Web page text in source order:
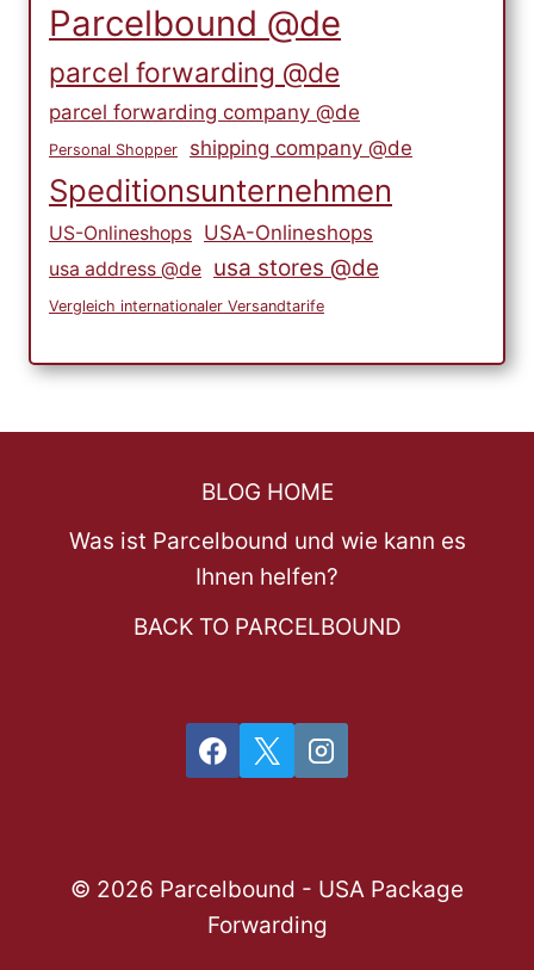
Parcelbound @de
parcel forwarding @de
parcel forwarding company @de
Personal Shopper shipping company @de
Speditionsunternehmen
US-Onlineshops USA-Onlineshops
usa address @de usa stores @de
Vergleich internationaler Versandtarife
BLOG HOME
Was ist Parcelbound und wie kann es
Ihnen helfen?
BACK TO PARCELBOUND
© 2026 Parcelbound - USA Package
Forwarding